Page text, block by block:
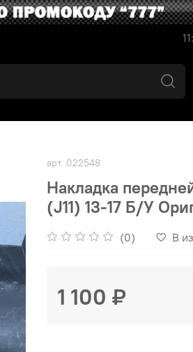
арт. 022548
Накладка
(J11) 13-17 Б/У
(0) В
1 100 ₽